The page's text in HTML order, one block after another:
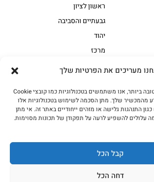
מעריכים את הפרטיות שלך
כדי לספק את החוויה הטובה ביותר, אנו משתמשים בטכנולוגיות כמו קובצי Cookie
מהמכשיר שלך. מתן הסכמה לשימוש בטכנולוגיות אלו
התנהגות גלישה או מזהים ייחודיים באתר זה. אי מתן
עלולים להשפיע לרעה על תפקודן של תכונות מסוימות.
קבל הכל
דחה הכל
בשר בקר משובח
בשר למעשנת
חלקים אחוריים
מיוחדי מסורת1
עוף
ראשון לציון
גבעתיים והסביבה
יהוד
מרכז